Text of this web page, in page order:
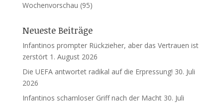
Wochenvorschau (95)
Neueste Beiträge
Infantinos prompter Rückzieher, aber das Vertrauen ist
zerstört 1. August 2026
Die UEFA antwortet radikal auf die Erpressung! 30. Juli
2026
Infantinos schamloser Griff nach der Macht 30. Juli